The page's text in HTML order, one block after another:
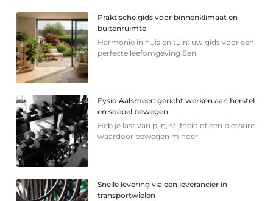
Praktische gids voor binnenklimaat en
buitenruimte
Harmonie in huis en tuin: uw gids voor een
perfecte leefomgeving Een
Fysio Aalsmeer: gericht werken aan herstel
en soepel bewegen
Heb je last van pijn, stijfheid of een blessure
waardoor bewegen minder
Snelle levering via een leverancier in
transportwielen